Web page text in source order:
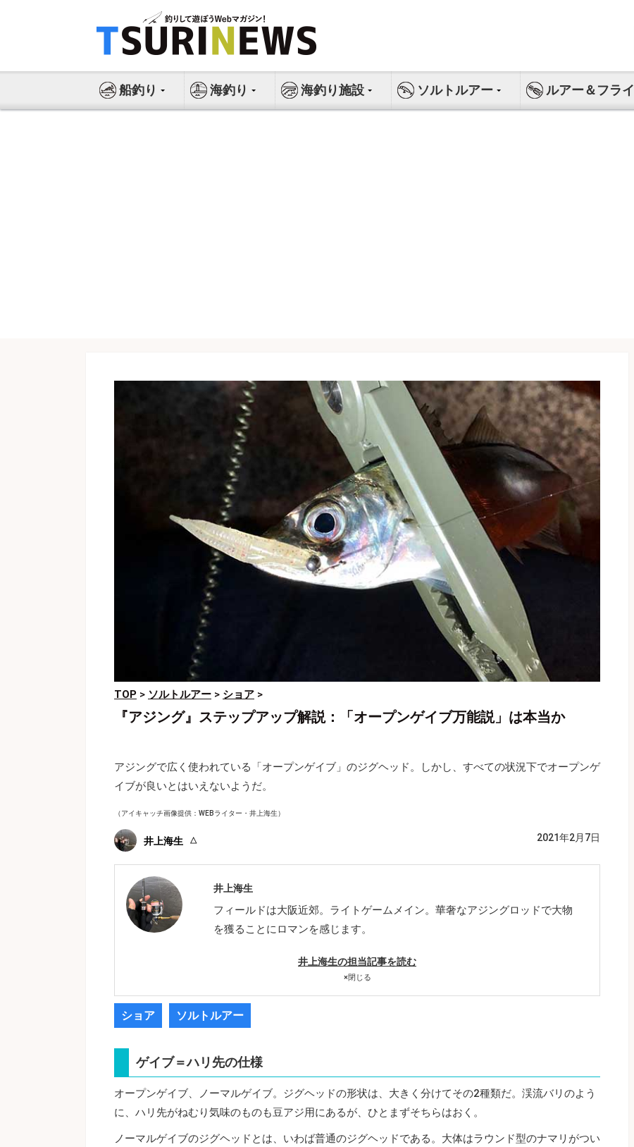
ス
船釣り 海釣り 海釣り施設 ソルトルアー ルアー＆フライ
TOP > ソルトルアー > ショア >
『アジング』ステップアップ解説：「オープンゲイブ万能説」は本当か
アジングで広く使われている「オープンゲイブ」のジグヘッド。しかし、すべての状況下でオープンゲ
イブが良いとはいえないようだ。
（アイキャッチ画像提供：WEBライター・井上海生）
井上海生 2021年2月7日
井上海生
フィールドは大阪近郊。ライトゲームメイン。華奢なアジングロッドで大物
を獲ることにロマンを感じます。
井上海生の担当記事を読む
×閉じる
ショア ソルトルアー
ゲイブ＝ハリ先の仕様
オープンゲイブ、ノーマルゲイブ。ジグヘッドの形状は、大きく分けてその2種類だ。渓流バリのよう
に、ハリ先がねむり気味のものも豆アジ用にあるが、ひとまずそちらはおく。
ノーマルゲイブのジグヘッドとは、いわば普通のジグヘッドである。大体はラウンド型のナマリがつい